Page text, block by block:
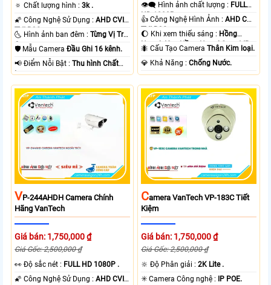
🔅 Chất lượng hình :3k .
🌠 Công Nghệ Sử Dụng :AHD CVI
TVI BCS.
🌜 Hình ảnh ban đêm :Từng Vị Trí
Camera .
🛡 Mẫu CameraĐầu Ghi 16 kênh.
️📢 Điểm Nỗi Bật :Thu hình Chất
Lượng.
👁️‍🗨 Hình ảnh chất lượng : FULL
HD 1080P .
👍 Công Nghệ Hình Ảnh :AHD CVI
TVI BCS.
🌔 Khi xem thiếu sáng : Hồng
Ngoại 40m Hồng Ngoại Smart IR.
🐜 Cấu Tạo CameraThân Kim loại.
️💎 Khả Năng :Chống Nước.
VP-244AHDH Camera Chính
Hãng VanTech
Giá bán: 1,750,000 ₫
Giá Gốc: 2,500,000 ₫
️👀 Độ sắc nét : FULL HD 1080P .
🌠 Công Nghệ Sử Dụng :AHD CVI
CAmera VanTech VP-183C Tiết
Kiệm
Giá bán: 1,750,000 ₫
Giá Gốc: 2,500,000 ₫
🔆 Độ Phân giải :2K Lite .
✳️ Camera Công nghệ :
IP POE.